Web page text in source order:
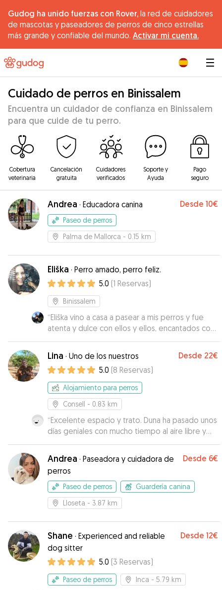
Gudog ha unido fuerzas con Rover, la red de cuidadores
de mascotas y paseadores de perros de cinco estrellas
más grande y confiable del mundo. Activar mi cuenta.
Cuidado de perros en Binissalem
Encuentra un cuidador de confianza en Binissalem
para que cuide de tu perro.
Cobertura
veterinaria
Cancelación
gratuita
Cuidadores
verificados
Soporte y
Ayuda
Pago
seguro
Andrea · Educadora canina Desde 10€
Paseo de perros
Palma de Mallorca - 0.15 km
Eliška · Perro amado, perro feliz.
5.0 (1 Reservas)
Binissalem
“Eliška vino a casa a pasear a mis perros y fue
atenta y dulce con ellos y ellos, encantados con
Eliška! ¡Repetiré!”
Lina · Uno de los nuestros Desde 22€
5.0 (8 Reservas)
Alojamiento para perros
Consell - 0.83 km
“Excelente espacio y trato. Duna ha pasado unos
días geniales con mucho tiempo al aire libre y
disfrutando. Gran servicio.”
Andrea · Paseadora y cuidadora de
perros
Desde 6€
Paseo de perros
Guardería canina
Lloseta - 3.87 km
Shane · Experienced and reliable
dog sitter
Desde 12€
5.0 (3 Reservas)
Paseo de perros Inca - 5.79 km